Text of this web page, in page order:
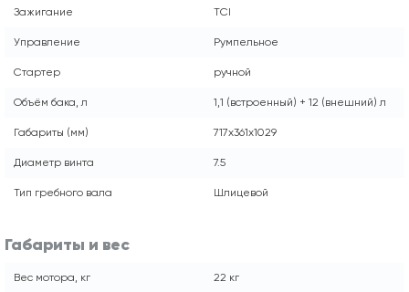
Зажигание TCI
Управление Румпельное
Стартер ручной
Объём бака, л 1,1 (встроенный) + 12 (внешний) л
Габариты (мм) 717x361x1029
Диаметр винта 7.5
Тип гребного вала Шлицевой
Габариты и вес
Вес мотора, кг 22 кг